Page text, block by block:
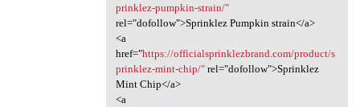
prinklez-pumpkin-strain/"
rel="dofollow">Sprinklez Pumpkin strain</a>
<a
href="https://officialsprinklezbrand.com/product/s
prinklez-mint-chip/"rel="dofollow">Sprinklez
Mint Chip</a>
<a